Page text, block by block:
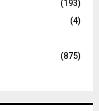
(193)
(4)
(875)